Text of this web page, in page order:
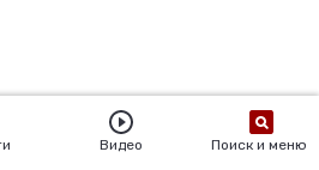
Видео Поиск и меню